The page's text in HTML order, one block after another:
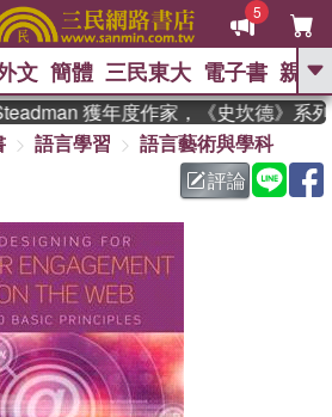
5
GO
熱搜： 東野圭吾 、 高希均教授回憶錄
父親節 、 如果歷
暑期推薦 、 國際布克
獎 臺灣漫遊錄 、 方念華
登輝時代 、 數學女孩：黎曼猜想
偉大的迷走神經
文 簡體 三民東大 電子書 親子
獲年度作家，《史坎德》系列
語言學習
語言藝術與學科
評論